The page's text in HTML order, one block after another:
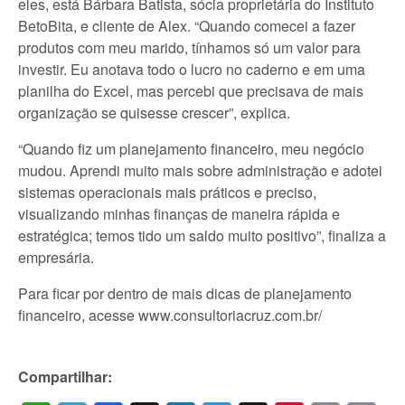
BetoBita, e cliente de Alex. “Quando comecei a fazer
produtos com meu marido, tínhamos só um valor para
investir. Eu anotava todo o lucro no caderno e em uma
planilha do Excel, mas percebi que precisava de mais
organização se quisesse crescer”, explica.
“Quando fiz um planejamento financeiro, meu negócio
mudou. Aprendi muito mais sobre administração e adotei
sistemas operacionais mais práticos e preciso,
visualizando minhas finanças de maneira rápida e
estratégica; temos tido um saldo muito positivo”, finaliza a
empresária.
Para ficar por dentro de mais dicas de planejamento
financeiro, acesse www.consultoriacruz.com.br/
Compartilhar: